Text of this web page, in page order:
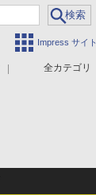
Impress サイト
全カテゴリ